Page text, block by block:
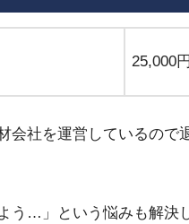
25,000円
会社を運営しているので
う…」という悩みも解決